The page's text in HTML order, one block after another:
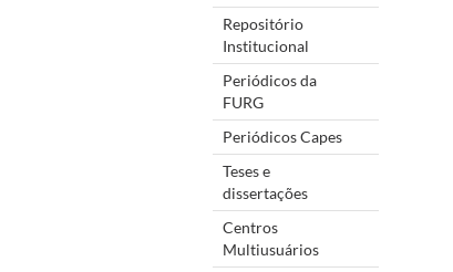
Repositório
Institucional
Periódicos da
FURG
Periódicos Capes
Teses e
dissertações
Centros
Multiusuários